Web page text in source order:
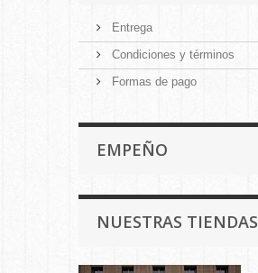
Entrega
Condiciones y términos
Formas de pago
EMPEÑO
NUESTRAS TIENDAS